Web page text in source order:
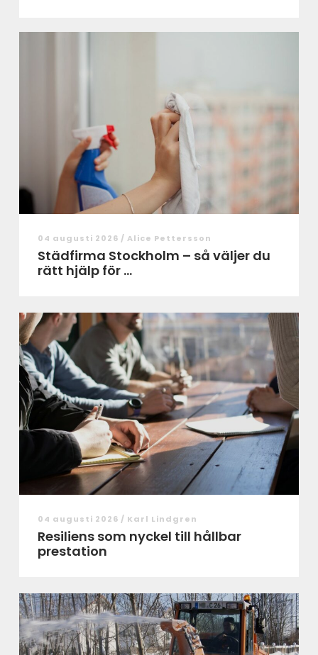
04 augusti 2026 / Alice Pettersson
Städfirma Stockholm – så väljer du
rätt hjälp för ...
04 augusti 2026 / Karl Lindgren
Resiliens som nyckel till hållbar
prestation